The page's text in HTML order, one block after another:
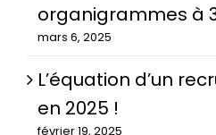
organigrammes à
mars 6, 2025
L’équation d’un
en 2025 !
février 19, 2025